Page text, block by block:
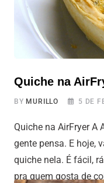
perfeita, com
Quiche na
BYMURILLO 5 DE
Quiche na AirFryer A
gente pensa. E hoje,
quiche nela. É fácil,
pra quem gosta de